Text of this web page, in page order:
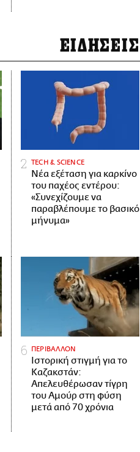
ΕΙΔΗΣΕΙΣ
ΤECH & SCIENCE
Νέα εξέταση για καρκίνο
του παχέος εντέρου:
«Συνεχίζουμε να
παραβλέπουμε το βασικό
μήνυμα»
ΠΕΡΙΒΑΛΛΟΝ
Ιστορική στιγμή για το
Καζακστάν:
Απελευθέρωσαν τίγρη
του Αμούρ στη φύση
μετά από 70 χρόνια